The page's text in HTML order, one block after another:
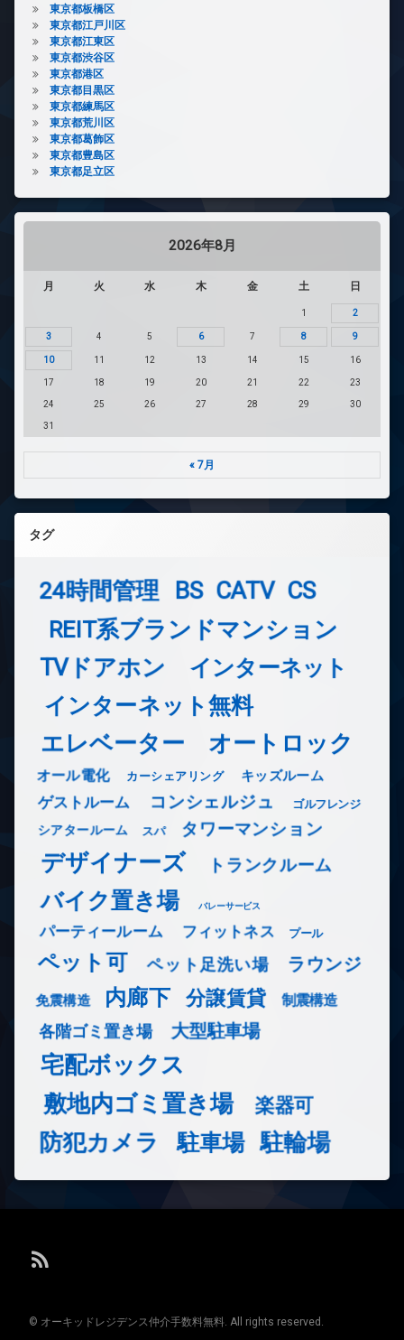
東京都板橋区
東京都江戸川区
東京都江東区
東京都渋谷区
東京都港区
東京都目黒区
東京都練馬区
東京都荒川区
東京都葛飾区
東京都豊島区
東京都足立区
2026年8月
月 火 水 木 金 土 日
1 2
3 4 5 6 7 8 9
10 11 12 13 14 15 16
17 18 19 20 21 22 23
24 25 26 27 28 29 30
31
« 7月
タグ
24時間管理 BS CATV CS
REIT系ブランドマンション
TVドアホン インターネット
インターネット無料
エレベーター オートロック
オール電化 カーシェアリング キッズルーム
ゲストルーム コンシェルジュ ゴルフレンジ
シアタールーム スパ タワーマンション
デザイナーズ トランクルーム
バイク置き場 バレーサービス
パーティールーム フィットネス プール
ペット可 ペット足洗い場 ラウンジ
免震構造 内廊下 分譲賃貸 制震構造
各階ゴミ置き場 大型駐車場
宅配ボックス
敷地内ゴミ置き場
楽器可
防犯カメラ 駐車場 駐輪場
RSS
© オーキッドレジデンス仲介手数料無料. All rights reserved.